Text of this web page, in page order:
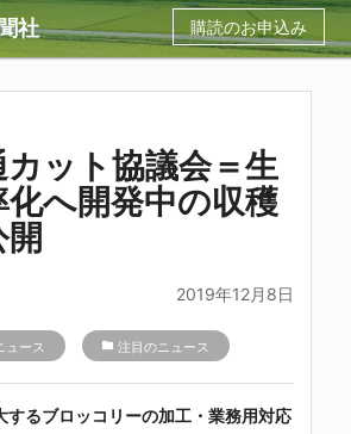
社 購読のお申込み
ット協議会＝生
化へ開発中の収穫
2019年12月8日
ュース folder 注目のニュース
するブロッコリーの加工・業務用対応